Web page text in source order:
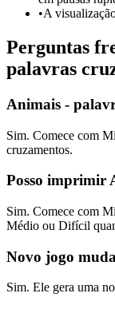
•A
Perguntas
palavras
Animais -
Sim. Comece com
cruzamentos.
Posso imprimir
Sim. Comece com
Médio ou Difícil
Novo jogo
Sim. Ele gera uma